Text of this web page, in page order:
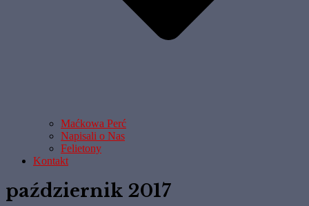
Maćkowa Perć
Napisali o Nas
Felietony
Kontakt
październik 2017